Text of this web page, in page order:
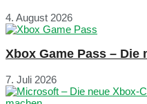
4. August 2026
Xbox Game Pass – Die
7. Juli 2026